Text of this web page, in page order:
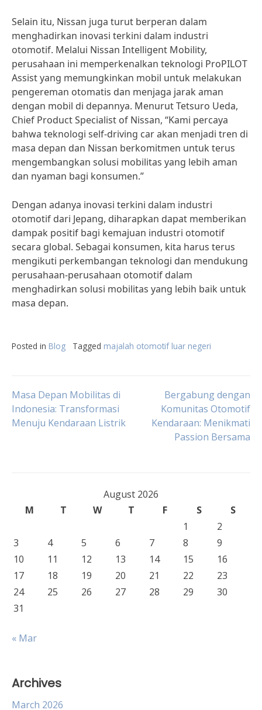
Selain itu, Nissan juga turut berperan dalam
menghadirkan inovasi terkini dalam industri
otomotif. Melalui Nissan Intelligent Mobility,
perusahaan ini memperkenalkan teknologi ProPILOT
Assist yang memungkinkan mobil untuk melakukan
pengereman otomatis dan menjaga jarak aman
dengan mobil di depannya. Menurut Tetsuro Ueda,
Chief Product Specialist of Nissan, “Kami percaya
bahwa teknologi self-driving car akan menjadi tren di
masa depan dan Nissan berkomitmen untuk terus
mengembangkan solusi mobilitas yang lebih aman
dan nyaman bagi konsumen.”
Dengan adanya inovasi terkini dalam industri
otomotif dari Jepang, diharapkan dapat memberikan
dampak positif bagi kemajuan industri otomotif
secara global. Sebagai konsumen, kita harus terus
mengikuti perkembangan teknologi dan mendukung
perusahaan-perusahaan otomotif dalam
menghadirkan solusi mobilitas yang lebih baik untuk
masa depan.
Posted in Blog Tagged majalah otomotif luar negeri
Post
navigation
Masa Depan Mobilitas di
Indonesia: Transformasi
Menuju Kendaraan Listrik
Bergabung dengan
Komunitas Otomotif
Kendaraan: Menikmati
Passion Bersama
August 2026
M
T W T F S
S
1
2
3
4 5 6 7 8
9
10
11 12 13 14 15
16
17
18 19 20 21 22
23
24
25 26 27 28 29
30
31
« Mar
Archives
March 2026